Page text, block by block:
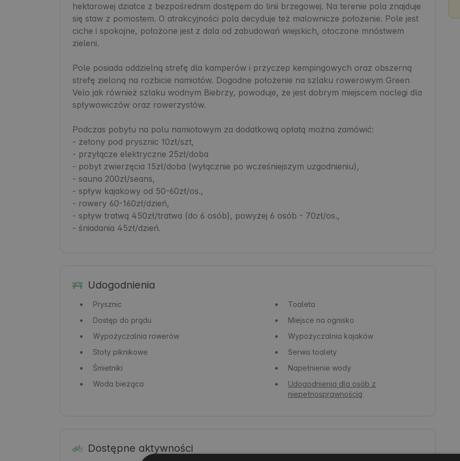
hektarowej działce z bezpośrednim dostępem do linii brzegowej. Na terenie pola znajduje
się staw z pomostem. O atrakcyjności pola decyduje też malownicze położenie. Pole jest
ciche i spokojne, położone jest z dala od zabudowań wiejskich, otoczone mnóstwem
zieleni.
Pole posiada oddzielną strefę dla kamperów i przyczep kempingowych oraz obszerną
strefę zieloną na rozbicie namiotów. Dogodne położenie na szlaku rowerowym Green
Velo jak również szlaku wodnym Biebrzy, powoduje, że jest dobrym miejscem noclegi dla
spływowiczów oraz rowerzystów.
Podczas pobytu na polu namiotowym za dodatkową opłatą można zamówić:
- żetony pod prysznic 10zł/szt,
- przyłącze elektryczne 25zł/doba
- pobyt zwierzęcia 15zł/doba (wyłącznie po wcześniejszym uzgodnieniu),
- sauna 200zł/seans,
- spływ kajakowy od 50-60zł/os.,
- rowery 60-160zł/dzień,
- spływ tratwą 450zł/tratwa (do 6 osób), powyżej 6 osób - 70zł/os.,
- śniadania 45zł/dzień.
Udogodnienia
Prysznic
Toaleta
Dostęp do prądu
Miejsce na ognisko
Wypożyczalnia rowerów
Wypożyczalnia kajaków
Stoły piknikowe
Serwis toalety
Śmietniki
Napełnienie wody
Woda bieżąca
Udogodnienia dla osób z
niepełnosprawnością
Dostępne aktywności